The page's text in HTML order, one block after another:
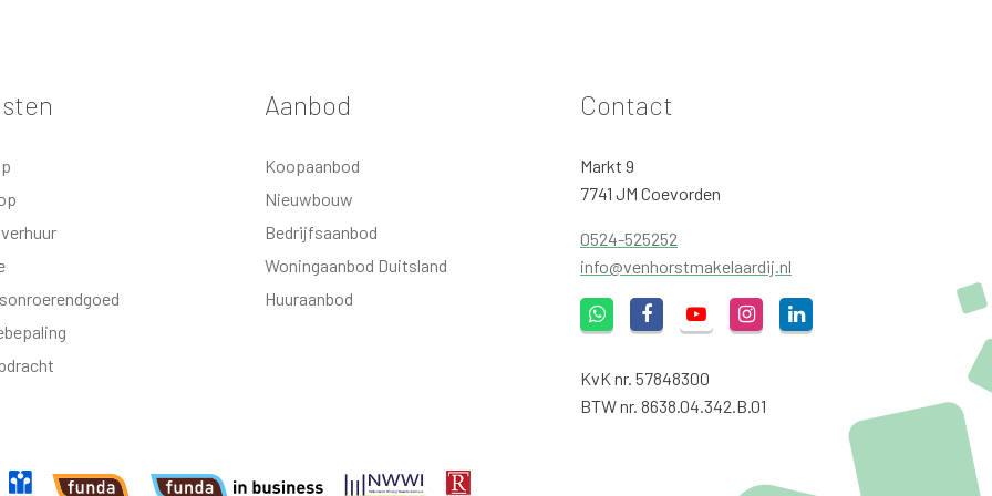
en glasisolatie;
2020;
Aanbod
Koopaanbod
Nieuwbouw
Bedrijfsaanbod
Woningaanbod Duitsland
Huuraanbod
Contact
Markt 9
7741 JM Coevorden
0524-525252
info@venhorstmakelaardij.nl
KvK nr. 57848300
BTW nr. 8638.04.342.B.01